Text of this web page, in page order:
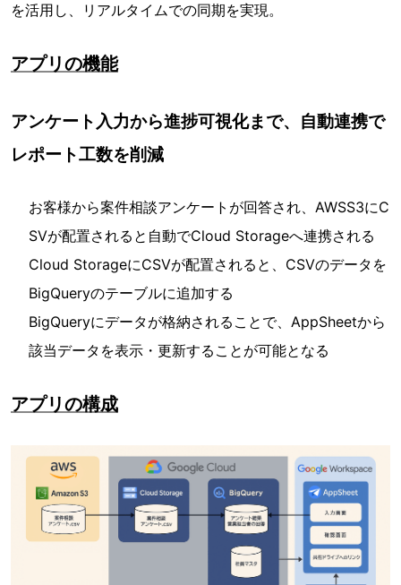
を活⽤し、リアルタイムでの同期を実現。
アプリの機能
アンケート入力から進捗可視化まで、自動連携で
レポート工数を削減
お客様から案件相談アンケートが回答され、AWSS3にC
SVが配置されると⾃動でCloud Storageへ連携される
Cloud StorageにCSVが配置されると、CSVのデータを
BigQueryのテーブルに追加する
BigQueryにデータが格納されることで、AppSheetから
該当データを表示・更新することが可能となる
アプリの構成